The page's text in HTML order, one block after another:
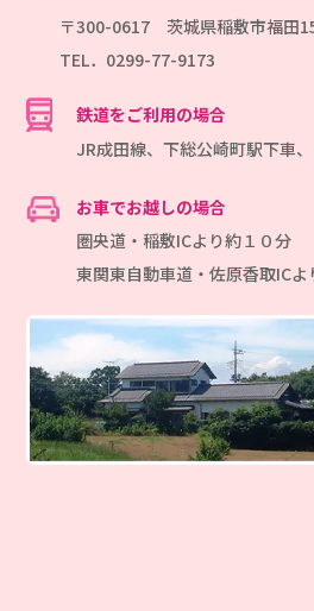
〒300-0617 茨城県稲敷市福田
TEL．0299-77-9173
鉄道をご利用の場合
JR成田線、下総公崎町駅下車
お車でお越しの場合
圏央道・稲敷ICより約１０分
東関東自動車道・佐原香取IC